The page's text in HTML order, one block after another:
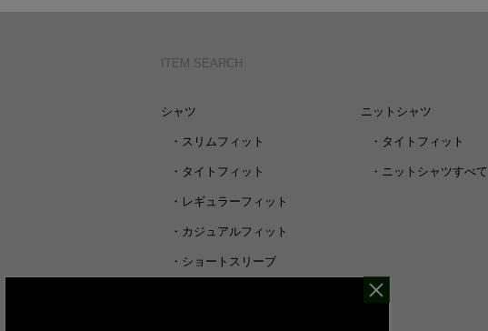
ITEM SEARCH
シャツ
・ スリムフィット
・ タイトフィット
・ レギュラーフィット
・ カジュアルフィット
・ ショートスリーブ
ニットシャツ
・ タイトフィット
・ ニットシャツすべて